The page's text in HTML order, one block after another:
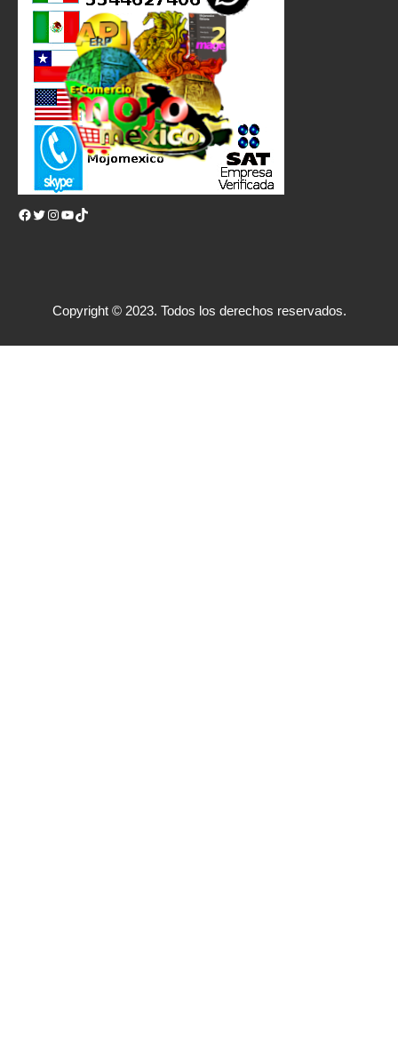
Facebook Twitter Instagram YouTube TikTok
Copyright © 2023. Todos los derechos reservados.